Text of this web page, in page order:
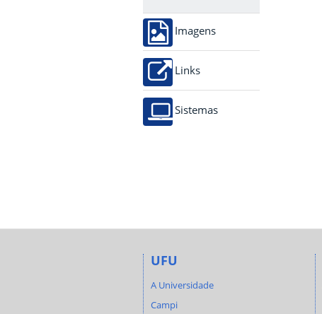
Imagens
Links
Sistemas
UFU
A Universidade
Campi